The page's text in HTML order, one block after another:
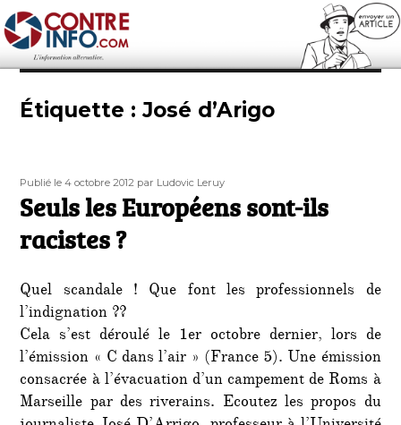
Contre-Info
Étiquette :José d’Arigo
Publié
le
Publié le 4 octobre 2012 Auteur
par Ludovic Leruy
Seuls les Européens sont-ils
racistes ?
Quel scandale ! Que font les professionnels de
l’indignation ??
Cela s’est déroulé le 1er octobre dernier, lors de
l’émission « C dans l’air » (France 5). Une émission
consacrée à l’évacuation d’un campement de Roms à
Marseille par des riverains. Ecoutez les propos du